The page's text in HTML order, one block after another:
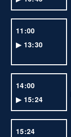
11:00
▶ 13:30
14:00
▶ 15:24
15:24